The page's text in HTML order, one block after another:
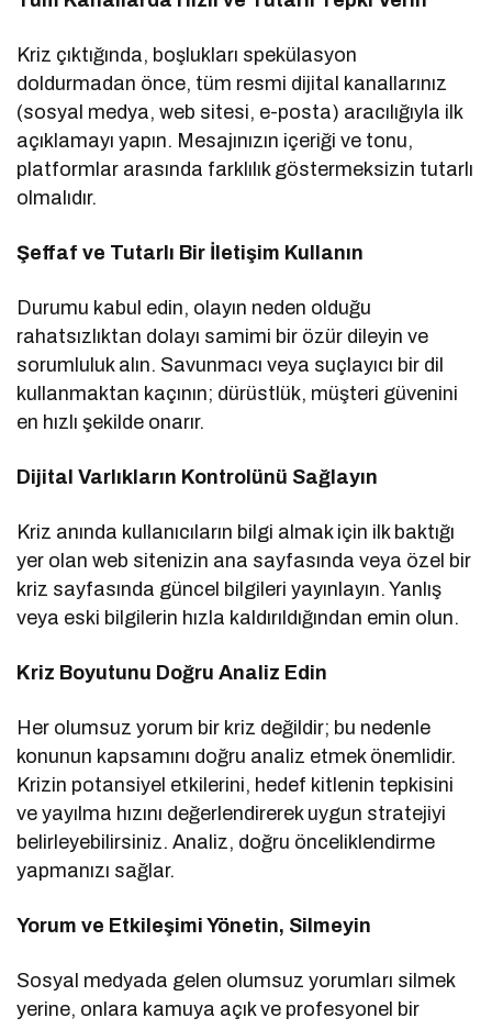
Kriz çıktığında, boşlukları spekülasyon
doldurmadan önce, tüm resmi dijital kanallarınız
(sosyal medya, web sitesi, e-posta) aracılığıyla ilk
açıklamayı yapın. Mesajınızın içeriği ve tonu,
platformlar arasında farklılık göstermeksizin tutarlı
olmalıdır.
Şeffaf ve Tutarlı Bir İletişim Kullanın
Durumu kabul edin, olayın neden olduğu
rahatsızlıktan dolayı samimi bir özür dileyin ve
sorumluluk alın. Savunmacı veya suçlayıcı bir dil
kullanmaktan kaçının; dürüstlük, müşteri güvenini
en hızlı şekilde onarır.
Dijital Varlıkların Kontrolünü Sağlayın
Kriz anında kullanıcıların bilgi almak için ilk baktığı
yer olan web sitenizin ana sayfasında veya özel bir
kriz sayfasında güncel bilgileri yayınlayın. Yanlış
veya eski bilgilerin hızla kaldırıldığından emin olun.
Kriz Boyutunu Doğru Analiz Edin
Her olumsuz yorum bir kriz değildir; bu nedenle
konunun kapsamını doğru analiz etmek önemlidir.
Krizin potansiyel etkilerini, hedef kitlenin tepkisini
ve yayılma hızını değerlendirerek uygun stratejiyi
belirleyebilirsiniz. Analiz, doğru önceliklendirme
yapmanızı sağlar.
Yorum ve Etkileşimi Yönetin, Silmeyin
Sosyal medyada gelen olumsuz yorumları silmek
yerine, onlara kamuya açık ve profesyonel bir